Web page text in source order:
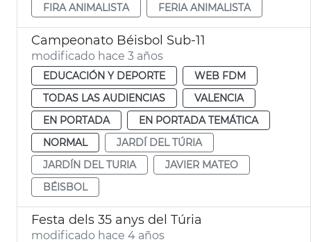
FIRA ANIMALISTA
FERIA ANIMALISTA
Campeonato Béisbol Sub-11
modificado hace 3 años
EDUCACIÓN Y DEPORTE
WEB FDM
TODAS LAS AUDIENCIAS
VALENCIA
EN PORTADA
EN PORTADA TEMÁTICA
NORMAL
JARDÍ DEL TÚRIA
JARDÍN DEL TURIA
JAVIER MATEO
BÉISBOL
Festa dels 35 anys del Túria
modificado hace 4 años